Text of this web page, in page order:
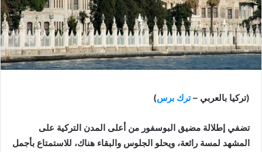
(تركيا بالعربي –ترك برس)
تضفي إطلالة مضيق البوسفور من أعلى المدن التركية على
المشهد لمسة رائعة، ويحلو الجلوس والبقاء هناك، للاستمتاع بأجمل